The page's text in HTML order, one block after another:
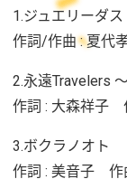
1.ジュエリーダス
作詞/作曲 : 夏代
2.永遠Travelers
作詞 : 大森祥子
3.ボクラノオト
作詞 : 美音子 作